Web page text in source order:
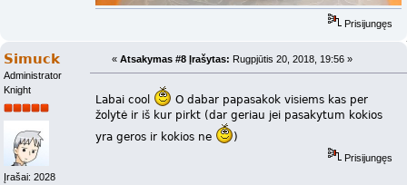
Prisijungęs
Simuck
Administrator
Knight
Įrašai: 2028
« Atsakymas #8 Įrašytas: Rugpjūtis 20, 2018, 19:56 »
Labai cool
O dabar papasakok visiems kas per
žolytė ir iš kur pirkt (dar geriau jei pasakytum kokios
yra geros ir kokios ne
)
Prisijungęs